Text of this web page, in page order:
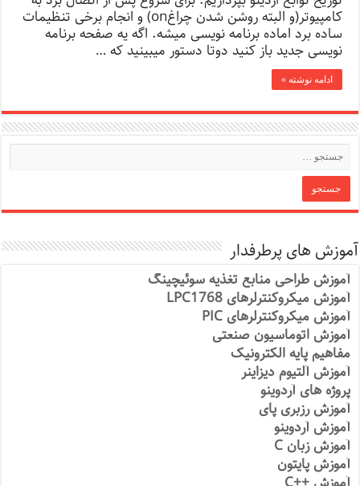
کامپیوتر(و البته روشن‌ شدن چراغon) و انجام برخی تنظیمات
ساده برد اماده برنامه نویسی میشه. اگه یه صفحه برنامه
نویسی جدید باز کنید دوتا دستور میبینید که …
ادامه نوشته »
آموزش های پرطرفدار
آموزش طراحی منابع تغذیه سوئیچینگ
آموزش میکروکنترلرهای LPC1768
آموزش میکروکنترلرهای PIC
آموزش اتوماسیون صنعتی
مفاهیم پایه الکترونیک
آموزش آلتیوم دیزاینر
پروژه های آردوینو
آموزش رزبری پای
آموزش آردوینو
آموزش زبان C
آموزش پایتون